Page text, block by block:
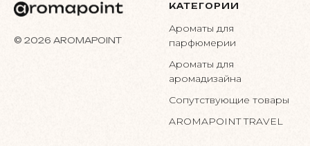
© 2026 AROMAPOINT
КАТЕГОРИИ
Ароматы для
парфюмерии
Ароматы для
аромадизайна
Сопутствующие товары
AROMAPOINT TRAVEL